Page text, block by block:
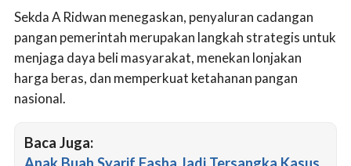
Sekda A Ridwan menegaskan, penyaluran cadangan
pangan pemerintah merupakan langkah strategis untuk
menjaga daya beli masyarakat, menekan lonjakan
harga beras, dan memperkuat ketahanan pangan
nasional.
Baca Juga: